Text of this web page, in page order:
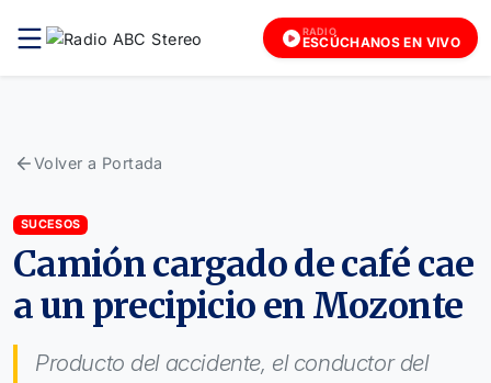
RADIO
ESCÚCHANOS EN VIVO
Volver a Portada
SUCESOS
Camión cargado de café cae
a un precipicio en Mozonte
Producto del accidente, el conductor del